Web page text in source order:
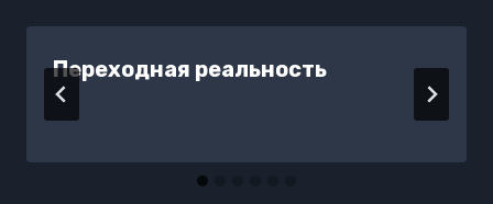
Переходная реальность